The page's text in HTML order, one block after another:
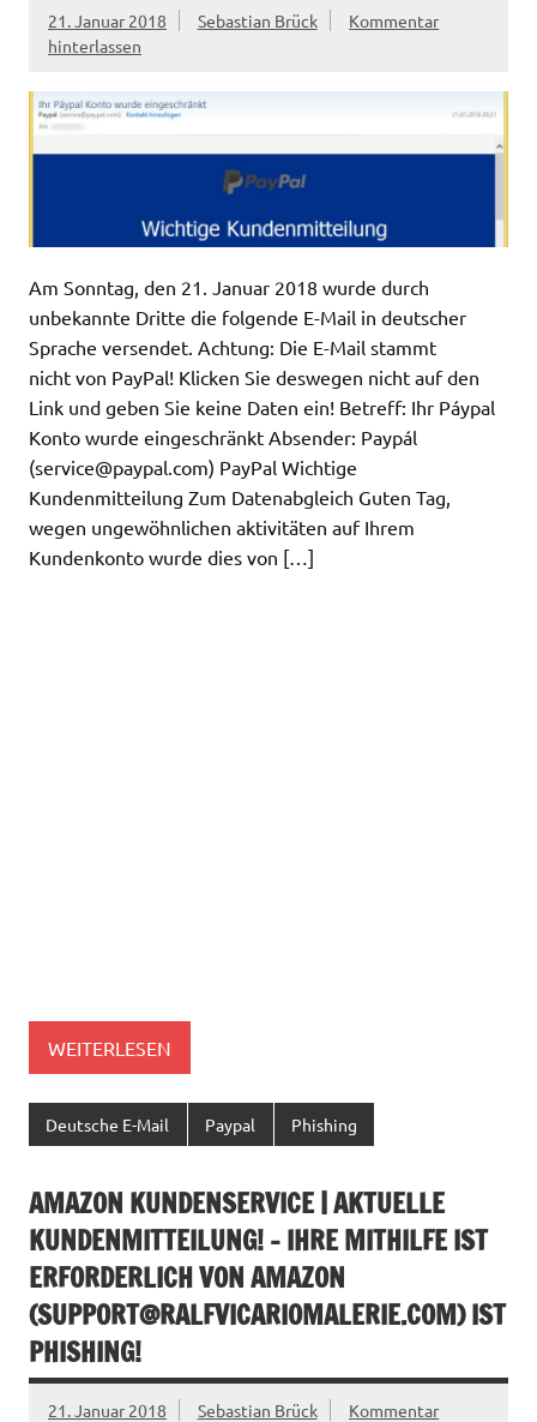
21. Januar 2018 Sebastian Brück
Kommentar
hinterlassen
Am Sonntag, den 21. Januar 2018 wurde durch
unbekannte Dritte die folgende E-Mail in deutscher
Sprache versendet. Achtung: Die E-Mail stammt
nicht von PayPal! Klicken Sie deswegen nicht auf den
Link und geben Sie keine Daten ein! Betreff: Ihr Páypal
Konto wurde eingeschränkt Absender: Paypál
(service@paypal.com) PayPal Wichtige
Kundenmitteilung Zum Datenabgleich Guten Tag,
wegen ungewöhnlichen aktivitäten auf Ihrem
Kundenkonto wurde dies von […]
WEITERLESEN
Deutsche E-Mail Paypal Phishing
AMAZON KUNDENSERVICE | AKTUELLE
KUNDENMITTEILUNG! – IHRE MITHILFE IST
ERFORDERLICH VON AMAZON
(SUPPORT@RALFVICARIOMALERIE.COM) IST
PHISHING!
21. Januar 2018 Sebastian Brück
Kommentar